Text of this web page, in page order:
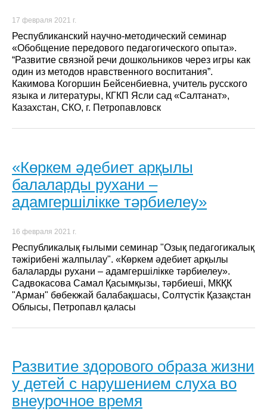
17 февраля 2021 г.
Республиканский научно-методический семинар
«Обобщение передового педагогического опыта».
“Развитие связной речи дошкольников через игры как
один из методов нравственного воспитания”.
Какимова Когоршин Бейсенбиевна, учитель русского
языка и литературы, КГКП Ясли сад «Салтанат»,
Казахстан, СКО, г. Петропавловск
«Көркем әдебиет арқылы
балаларды рухани –
адамгершілікке тәрбиелеу»
16 февраля 2021 г.
Республикалық ғылыми семинар "Озық педагогикалық
тәжірибені жалпылау". «Көркем әдебиет арқылы
балаларды рухани – адамгершілікке тәрбиелеу».
Садвокасова Самал Қасымқызы, тәрбиеші, МКҚК
"Арман" бөбекжай балабақшасы, Солтүстік Қазақстан
Облысы, Петропавл қаласы
Развитие здорового образа жизни
у детей с нарушением слуха во
внеурочное время